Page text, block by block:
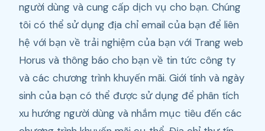
người dùng và cung cấp dịch vụ cho bạn. Chúng
tôi có thể sử dụng địa chỉ email của bạn để liên
hệ với bạn về trải nghiệm của bạn với Trang web
Horus và thông báo cho bạn về tin tức công ty
và các chương trình khuyến mãi. Giới tính và ngày
sinh của bạn có thể được sử dụng để phân tích
xu hướng người dùng và nhắm mục tiêu đến các